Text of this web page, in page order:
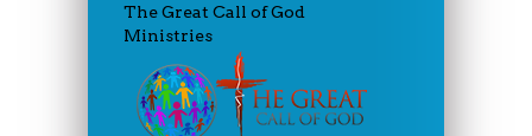
The Great Call of God
Ministries